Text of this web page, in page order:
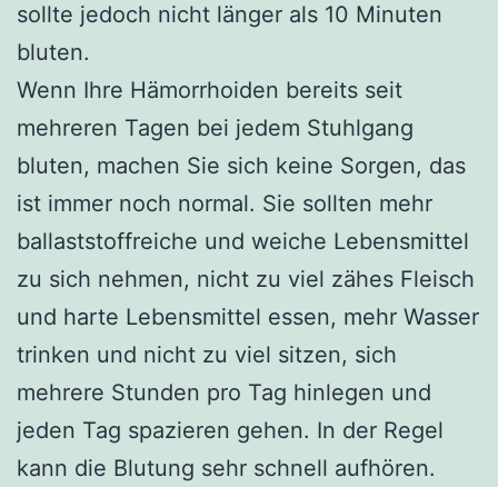
sollte jedoch nicht länger als 10 Minuten
bluten.
Wenn Ihre Hämorrhoiden bereits seit
mehreren Tagen bei jedem Stuhlgang
bluten, machen Sie sich keine Sorgen, das
ist immer noch normal. Sie sollten mehr
ballaststoffreiche und weiche Lebensmittel
zu sich nehmen, nicht zu viel zähes Fleisch
und harte Lebensmittel essen, mehr Wasser
trinken und nicht zu viel sitzen, sich
mehrere Stunden pro Tag hinlegen und
jeden Tag spazieren gehen. In der Regel
kann die Blutung sehr schnell aufhören.